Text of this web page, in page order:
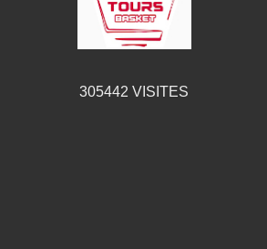
305442 VISITES